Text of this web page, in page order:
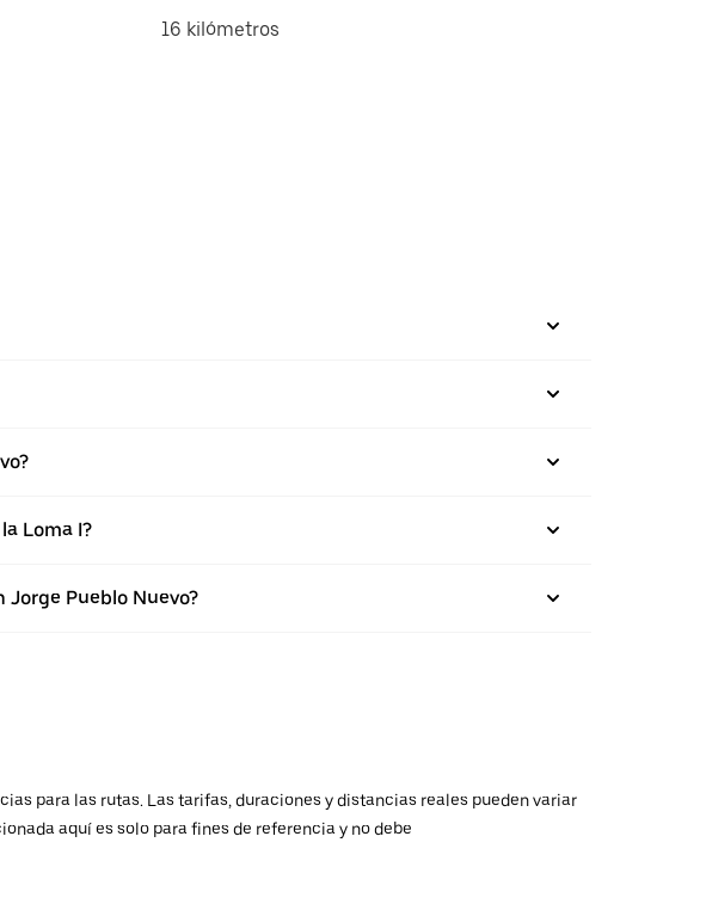
16 kilómetros
Loma I?
Pueblo Nuevo?
para las rutas. Las tarifas, duraciones y distancias reales pueden variar
aquí es solo para fines de referencia y no debe